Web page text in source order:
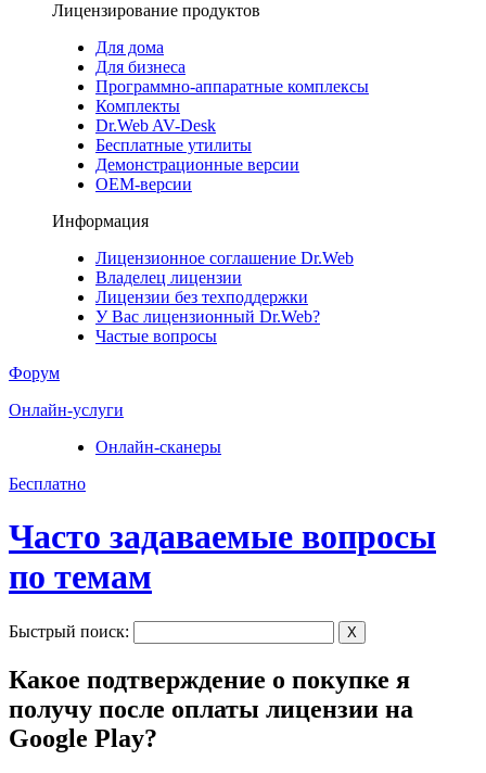
Лицензирование продуктов
Для дома
Для бизнеса
Программно-аппаратные комплексы
Комплекты
Dr.Web AV-Desk
Бесплатные утилиты
Демонстрационные версии
ОЕМ-версии
Информация
Лицензионное соглашение Dr.Web
Владелец лицензии
Лицензии без техподдержки
У Вас лицензионный Dr.Web?
Частые вопросы
Форум
Онлайн-услуги
Онлайн-сканеры
Бесплатно
Часто задаваемые вопросы
по темам
Быстрый поиск: X
Какое подтверждение о покупке я
получу после оплаты лицензии на
Google Play?